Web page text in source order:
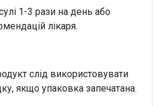
1-3 рази на день або
лікаря.
слід використовувати
якщо упаковка запечатана.